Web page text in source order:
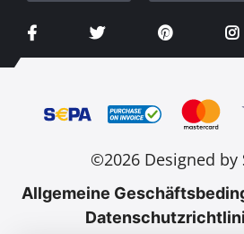
©2026 Designed by
Allgemeine